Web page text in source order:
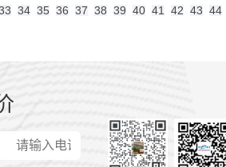
34 35 36 37 38 39 40 41 42 43 44